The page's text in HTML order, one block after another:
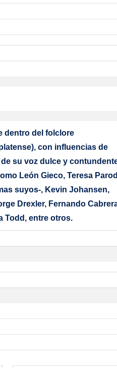
dentro del folclore
con influencias de
su voz dulce y
León Gieco, Teresa
suyos-, Kevin Johansen,
Drexler, Fernando
Todd, entre otros.